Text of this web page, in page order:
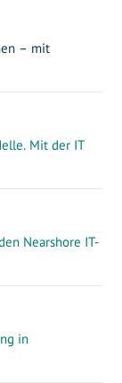
– mit
Mit der IT
Nearshore IT-
in